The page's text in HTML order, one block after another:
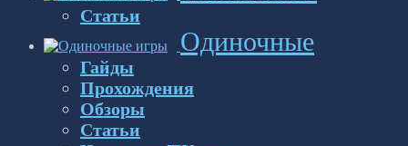
Статьи
Одиночные
Гайды
Прохождения
Обзоры
Статьи